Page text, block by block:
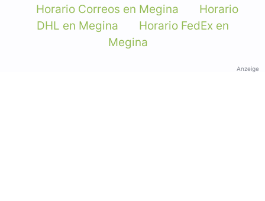
Horario Correos en Megina
Horario
DHL en Megina
Horario FedEx en
Megina
Anzeige